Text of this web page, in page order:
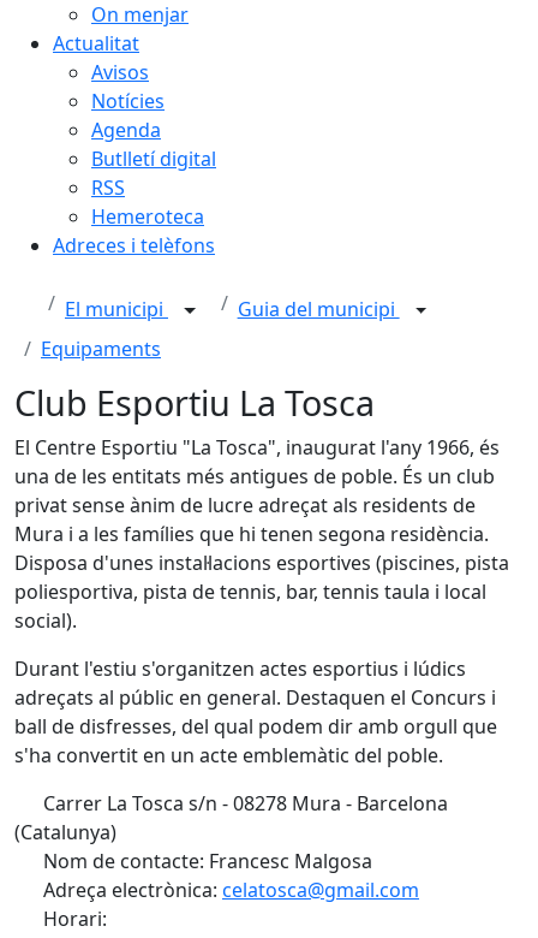
On menjar
Actualitat
Avisos
Notícies
Agenda
Butlletí digital
RSS
Hemeroteca
Adreces i telèfons
El municipi
Guia del municipi
Equipaments
Club Esportiu La Tosca
El Centre Esportiu "La Tosca", inaugurat l'any 1966, és
una de les entitats més antigues de poble. És un club
privat sense ànim de lucre adreçat als residents de
Mura i a les famílies que hi tenen segona residència.
Disposa d'unes instal·lacions esportives (piscines, pista
poliesportiva, pista de tennis, bar, tennis taula i local
social).
Durant l'estiu s'organitzen actes esportius i lúdics
adreçats al públic en general. Destaquen el Concurs i
ball de disfresses, del qual podem dir amb orgull que
s'ha convertit en un acte emblemàtic del poble.
Carrer La Tosca s/n - 08278 Mura - Barcelona
(Catalunya)
Nom de contacte: Francesc Malgosa
Adreça electrònica: celatosca@gmail.com
Horari: